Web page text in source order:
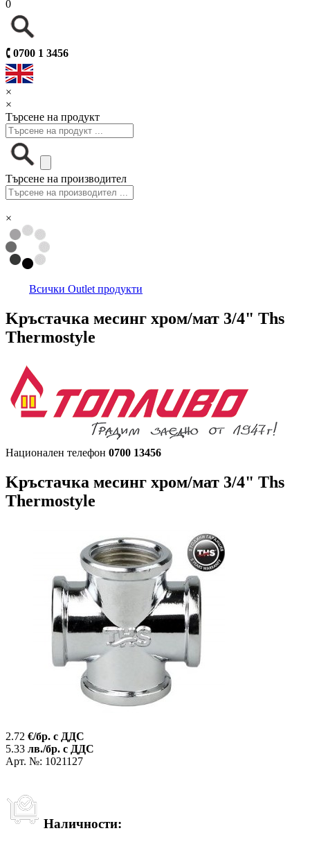
0
🕻 0700 1 3456
×
×
Търсене на продукт
Търсене на производител
×
Всички Outlet продукти
Kpъcтaчкa месинг хром/мат 3/4" Ths
Thermostyle
Национален телефон 0700 13456
Kpъcтaчкa месинг хром/мат 3/4" Ths
Thermostyle
2.72 €/бр. с ДДС
5.33 лв./бр. с ДДС
Арт. №: 1021127
Наличности: